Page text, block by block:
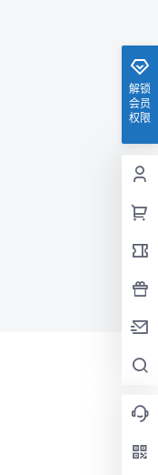
解锁
会员
权限